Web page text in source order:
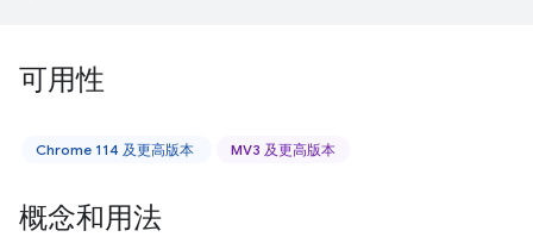
可用性
Chrome 114 及更高版本 MV3 及更高版本
概念和用法